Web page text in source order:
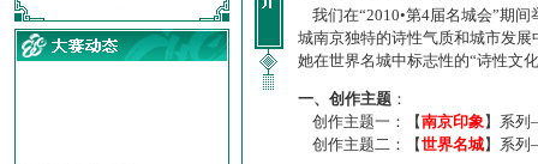
我们在“2010•第4届名城会”期
城南京独特的诗性气质和城市发
她在世界名城中标志性的“诗性文
一、创作主题 ：
创作主题一：【南京印象】系
创作主题二：【世界名城】系